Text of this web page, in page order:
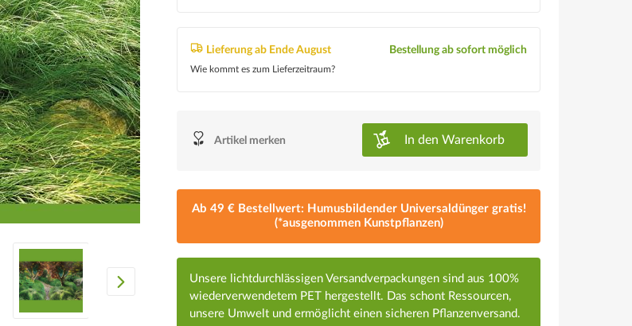
Lieferung ab Ende August
Wie kommt es zum Lieferzeitraum?
Bestellung ab sofort möglich
Artikel merken In den Warenkorb
Ab 49 € Bestellwert: Humusbildender Universaldünger gratis!
(*ausgenommen Kunstpflanzen)
Unsere lichtdurchlässigen Versandverpackungen sind aus 100%
wiederverwendetem PET hergestellt. Das schont Ressourcen,
unsere Umwelt und ermöglicht einen sicheren Pflanzenversand.